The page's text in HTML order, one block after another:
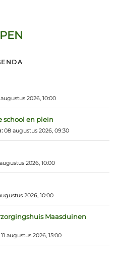
2026, 10:00
school en plein
08 augustus 2026, 09:30
2026, 10:00
2026, 10:00
Maasduinen
11 augustus 2026, 15:00